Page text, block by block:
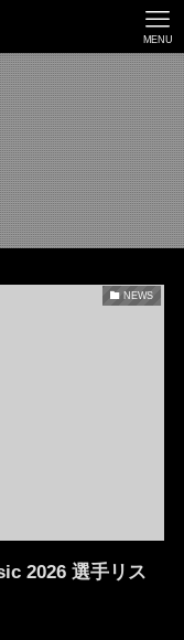
MENU
NEWS
2026 選手リス